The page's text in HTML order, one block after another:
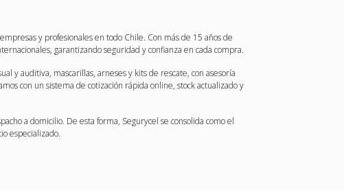
y profesionales en todo Chile. Con más de 15 años de
garantizando seguridad y confianza en cada compra.
y auditiva, mascarillas, arneses y kits de rescate, con asesoría
con un sistema de cotización rápida online, stock actualizado y
a domicilio. De esta forma, Segurycel se consolida como el
especializado.